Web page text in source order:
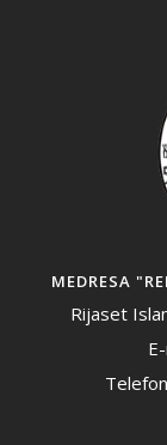
MEDRESA
Rijaset